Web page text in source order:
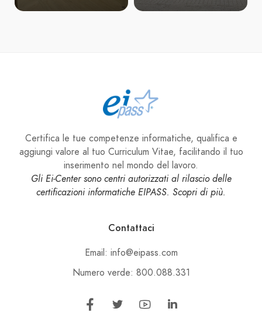
Certifica le tue competenze informatiche, qualifica e
aggiungi valore al tuo Curriculum Vitae, facilitando il tuo
inserimento nel mondo del lavoro.
Gli Ei-Center sono centri autorizzati al rilascio delle
certificazioni informatiche EIPASS. Scopri di più.
Contattaci
Email: info@eipass.com
Numero verde: 800.088.331